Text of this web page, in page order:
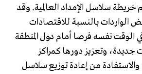
خريطة سلاسل الإمداد العالمية. وقد
الواردات بالنسبة للاقتصادات
الوقت نفسه فرصا أمام دول المنطقة
جديدة، وتعزيز دورها كمراكز
من إعادة توزيع سلاسل